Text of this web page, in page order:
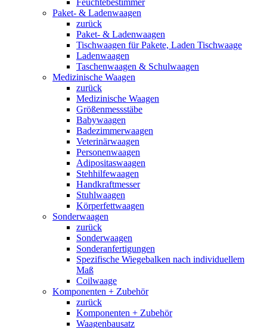
Feuchtebestimmer
Paket- & Ladenwaagen
zurück
Paket- & Ladenwaagen
Tischwaagen für Pakete, Laden Tischwaage
Ladenwaagen
Taschenwaagen & Schulwaagen
Medizinische Waagen
zurück
Medizinische Waagen
Größenmessstäbe
Babywaagen
Badezimmerwaagen
Veterinärwaagen
Personenwaagen
Adipositaswaagen
Stehhilfewaagen
Handkraftmesser
Stuhlwaagen
Körperfettwaagen
Sonderwaagen
zurück
Sonderwaagen
Sonderanfertigungen
Spezifische Wiegebalken nach individuellem
Maß
Coilwaage
Komponenten + Zubehör
zurück
Komponenten + Zubehör
Waagenbausatz